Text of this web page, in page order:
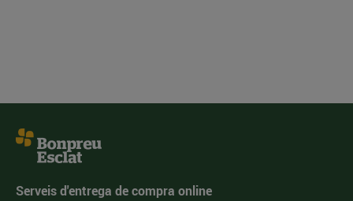
Serveis d'entrega de compra online